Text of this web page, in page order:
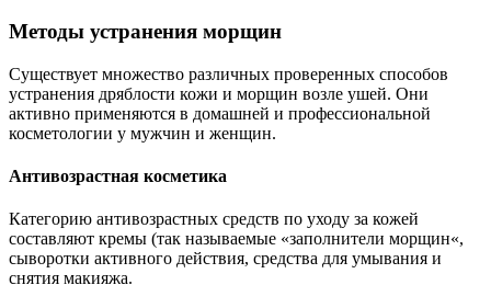
Методы устранения морщин
Существует множество различных проверенных способов
устранения дряблости кожи и морщин возле ушей. Они
активно применяются в домашней и профессиональной
косметологии у мужчин и женщин.
Антивозрастная косметика
Категорию антивозрастных средств по уходу за кожей
составляют кремы (так называемые «заполнители морщин«,
сыворотки активного действия, средства для умывания и
снятия макияжа.